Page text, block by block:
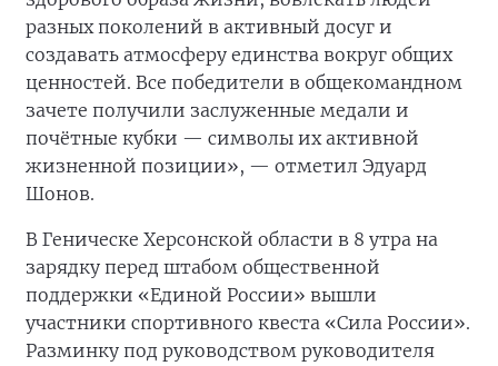
разных поколений в активный досуг и
создавать атмосферу единства вокруг общих
ценностей. Все победители в общекомандном
зачете получили заслуженные медали и
почётные кубки — символы их активной
жизненной позиции», — отметил Эдуард
Шонов.
В Геническе Херсонской области в 8 утра на
зарядку перед штабом общественной
поддержки «Единой России» вышли
участники спортивного квеста «Сила России».
Разминку под руководством руководителя